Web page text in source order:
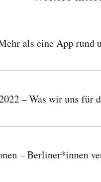
als eine App rund
– Was wir uns für
– Berliner*innen